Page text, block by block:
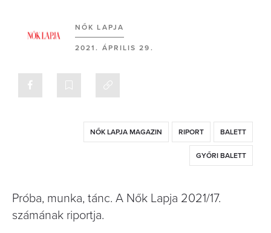
NŐK LAPJA
2021. ÁPRILIS 29.
NŐK LAPJA MAGAZIN RIPORT BALETT
GYŐRI BALETT
Próba, munka, tánc. A Nők Lapja 2021/17.
számának riportja.